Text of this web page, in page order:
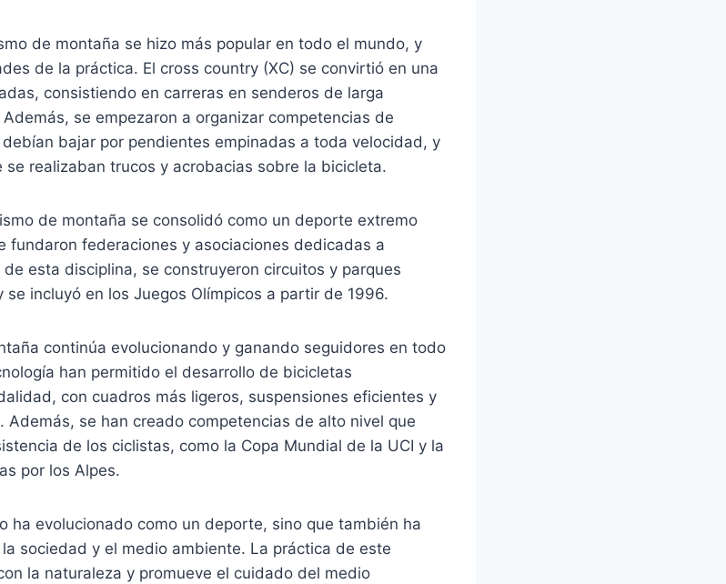
de montaña se hizo más popular en todo el mundo, y
de la práctica. El cross country (XC) se convirtió en una
consistiendo en carreras en senderos de larga
se empezaron a organizar competencias de
bajar por pendientes empinadas a toda velocidad, y
realizaban trucos y acrobacias sobre la bicicleta.
de montaña se consolidó como un deporte extremo
fundaron federaciones y asociaciones dedicadas a
esta disciplina, se construyeron circuitos y parques
incluyó en los Juegos Olímpicos a partir de 1996.
continúa evolucionando y ganando seguidores en todo
han permitido el desarrollo de bicicletas
con cuadros más ligeros, suspensiones eficientes y
Además, se han creado competencias de alto nivel que
de los ciclistas, como la Copa Mundial de la UCI y la
por los Alpes.
ha evolucionado como un deporte, sino que también ha
sociedad y el medio ambiente. La práctica de este
la naturaleza y promueve el cuidado del medio